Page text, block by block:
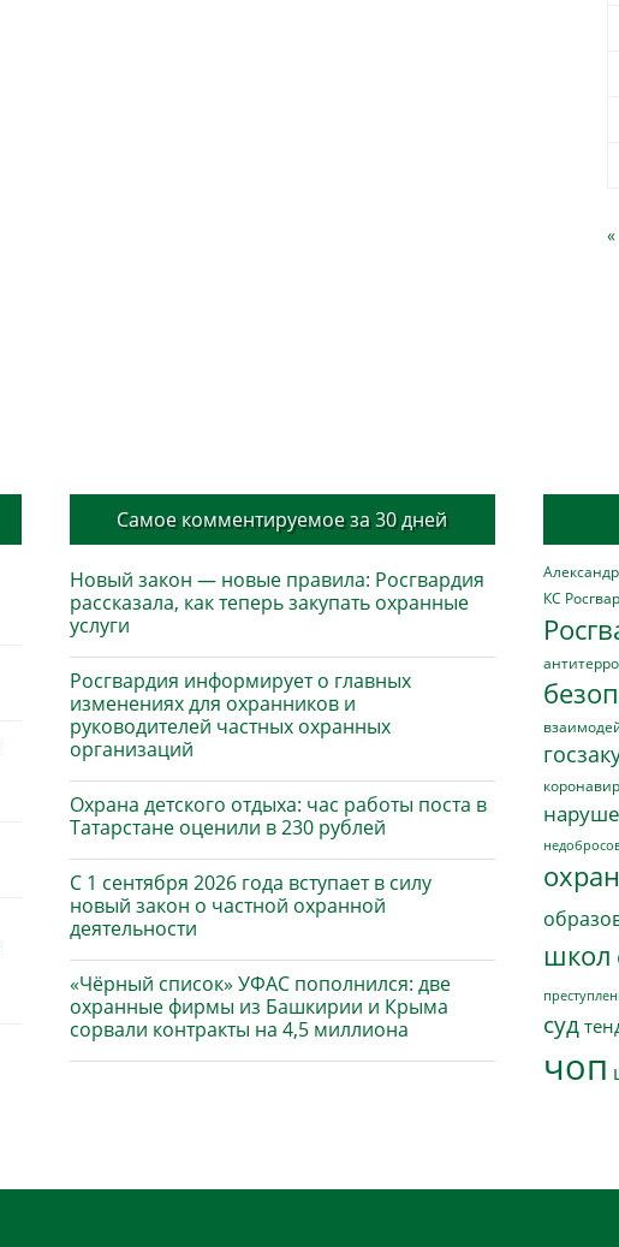
Самое комментируемое за 30 дней
Новый закон — новые правила: Росгвардия
рассказала, как теперь закупать охранные
услуги
Росгвардия информирует о главных
изменениях для охранников и
руководителей частных охранных
организаций
Охрана детского отдыха: час работы поста в
Татарстане оценили в 230 рублей
С 1 сентября 2026 года вступает в силу
новый закон о частной охранной
деятельности
«Чёрный список» УФАС пополнился: две
охранные фирмы из Башкирии и Крыма
сорвали контракты на 4,5 миллиона
КС
школ
суд
чоп